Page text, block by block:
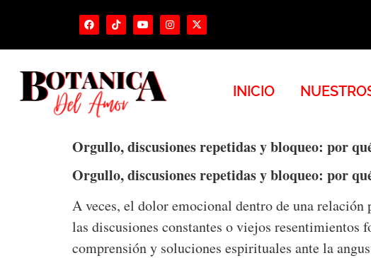
INICIO
Orgullo, discusiones repetidas y bloqueo: por
Orgullo, discusiones repetidas y bloqueo: por
A veces, el dolor emocional dentro de una
las discusiones constantes o viejos resentimientos
comprensión y soluciones espirituales ante la